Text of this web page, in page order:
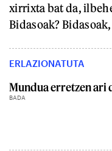
xirrixta bat da,
Bidasoak?
ERLAZIONATUTA
Mundua erretzen ari
BADA